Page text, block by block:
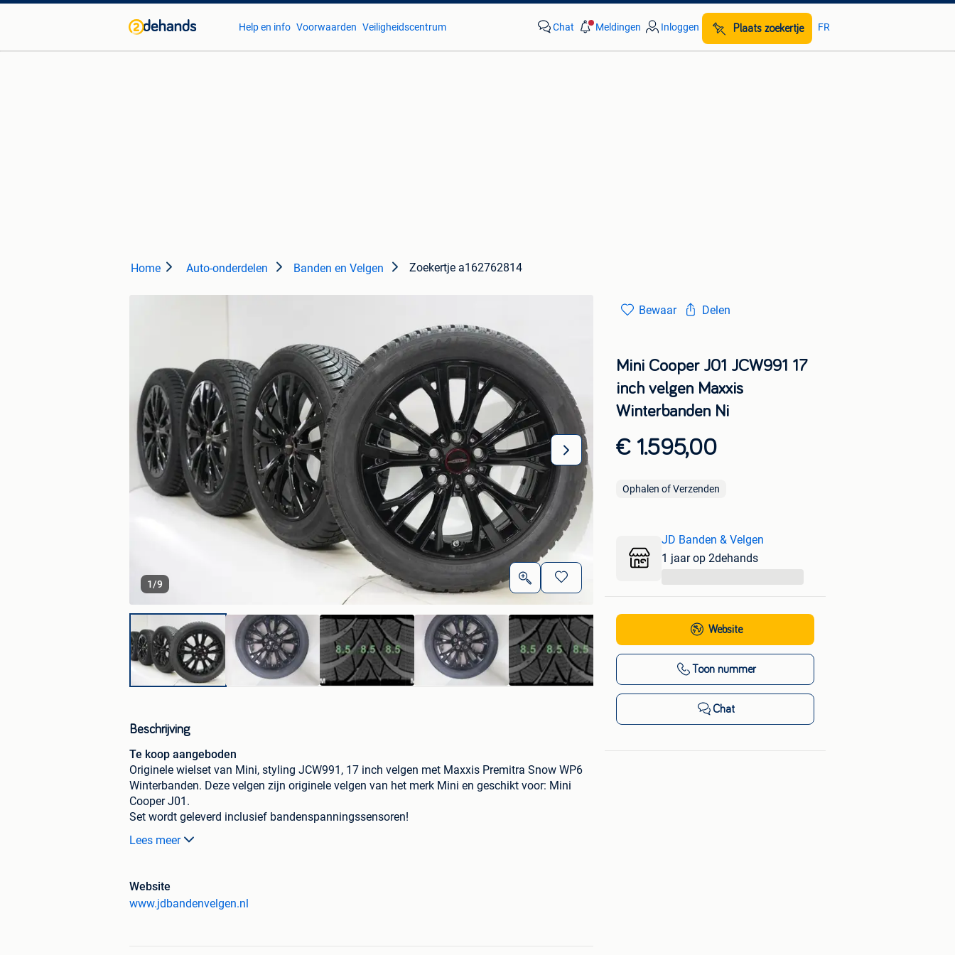
Help en info Voorwaarden Veiligheidscentrum Chat Meldingen Inloggen Plaats zoekertje FR
Home Auto-onderdelen Banden en Velgen Zoekertje a162762814
1/9
Beschrijving
Te koop aangeboden
Originele wielset van Mini, styling JCW991, 17 inch velgen met Maxxis Premitra Snow WP6
Winterbanden. Deze velgen zijn originele velgen van het merk Mini en geschikt voor: Mini
Cooper J01.
Set wordt geleverd inclusief bandenspanningssensoren!
De op deze wielset gemonteerde winterbanden zijn voorzien van het in Duitsland en
markering.
Referentienummer: 28330
Lees meer
Website
www.jdbandenvelgen.nl
Bewaar Delen
Mini Cooper J01 JCW991 17
inch velgen Maxxis
Winterbanden Ni
€ 1.595,00
Ophalen of Verzenden
JD Banden & Velgen
1 jaar op 2dehands
Website
Toon nummer
Chat